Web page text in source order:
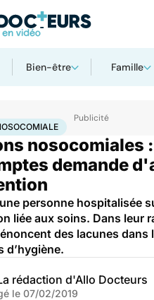
Bien-être Famille
nosocomiale
nosocomiales
demande
personne hospitalisée
liée aux soins. Dans leur
des lacunes dans
d’hygiène.
rédaction d'Allo Docteurs
le 07/02/2019